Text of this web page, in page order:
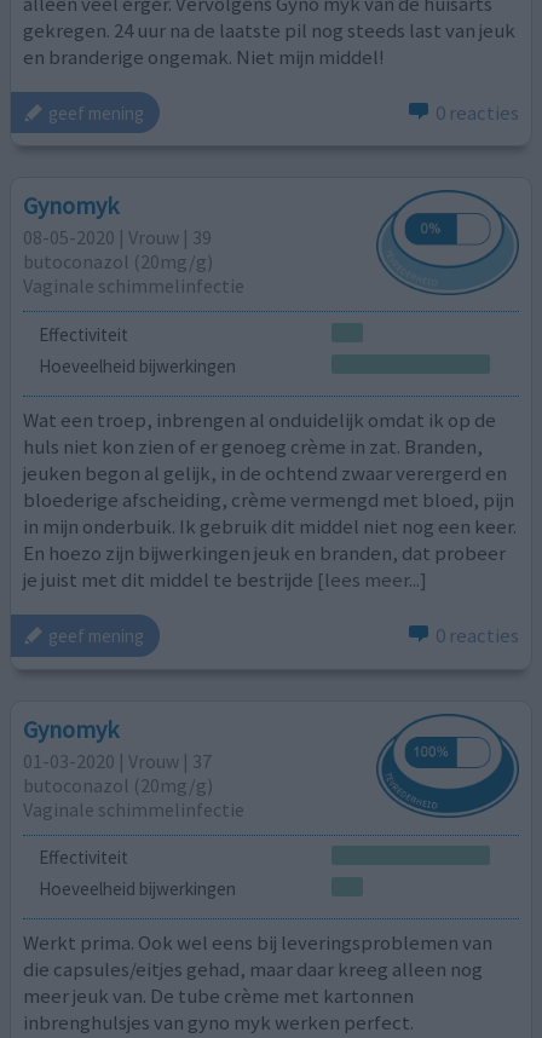
gekregen. 24 uur na de laatste pil nog steeds last van jeuk
en branderige ongemak. Niet mijn middel!
geef mening 0 reacties
Gynomyk
08-05-2020 | Vrouw | 39
butoconazol (20mg/g)
Vaginale schimmelinfectie
Effectiviteit
Hoeveelheid bijwerkingen
Wat een troep, inbrengen al onduidelijk omdat ik op de
huls niet kon zien of er genoeg crème in zat. Branden,
jeuken begon al gelijk, in de ochtend zwaar verergerd en
bloederige afscheiding, crème vermengd met bloed, pijn
in mijn onderbuik. Ik gebruik dit middel niet nog een keer.
En hoezo zijn bijwerkingen jeuk en branden, dat probeer
je juist met dit middel te bestrijde [lees meer...]
geef mening 0 reacties
Gynomyk
01-03-2020 | Vrouw | 37
butoconazol (20mg/g)
Vaginale schimmelinfectie
Effectiviteit
Hoeveelheid bijwerkingen
Werkt prima. Ook wel eens bij leveringsproblemen van
die capsules/eitjes gehad, maar daar kreeg alleen nog
meer jeuk van. De tube crème met kartonnen
inbrenghulsjes van gyno myk werken perfect.